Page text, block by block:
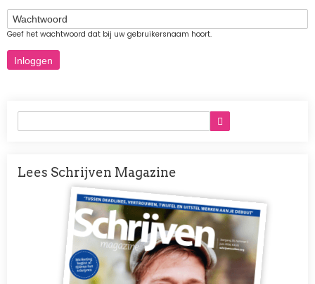
Wachtwoord
Geef het wachtwoord dat bij uw gebruikersnaam hoort.
Lees Schrijven Magazine
Afbeelding